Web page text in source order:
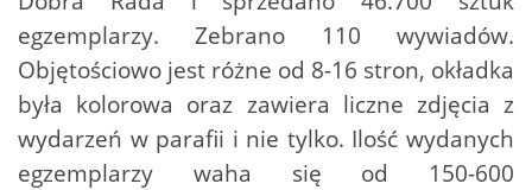
egzemplarzy. Zebrano 110 wywiadów.
Objętościowo jest różne od 8-16 stron, okładka
była kolorowa oraz zawiera liczne zdjęcia z
wydarzeń w parafii i nie tylko. Ilość wydanych
egzemplarzy waha się od 150-600